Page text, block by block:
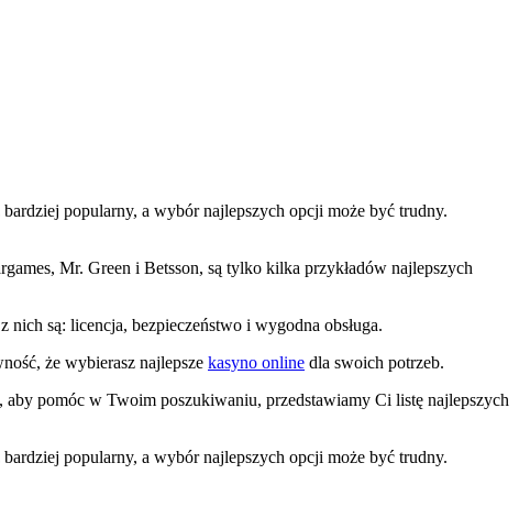
popularny, a wybór najlepszych opcji może być trudny.
Mr. Green i Betsson, są tylko kilka przykładów najlepszych
są: licencja, bezpieczeństwo i wygodna obsługa.
że wybierasz najlepsze kasyno online dla swoich potrzeb.
pomóc w Twoim poszukiwaniu, przedstawiamy Ci listę najlepszych
popularny, a wybór najlepszych opcji może być trudny.